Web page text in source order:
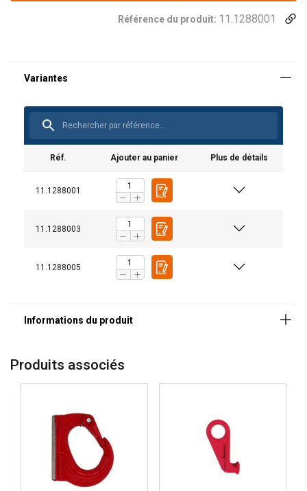
Référence du produit: 11.1288001
Réf. Ajouter au panier Plus de détails
11.1288001
11.1288003
11.1288005
Matériau:
Marquage:
Coefficient de sécurité:
Produits associés